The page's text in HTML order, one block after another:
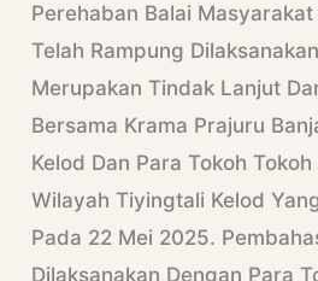
Perehaban Balai
Telah Rampung
Merupakan Tindak Lanjut
Bersama Krama Prajuru
Kelod Dan Para Tokoh
Wilayah Tiyingtali Kelod
Pada 22 Mei 2025.
Dilaksanakan Dengan Para